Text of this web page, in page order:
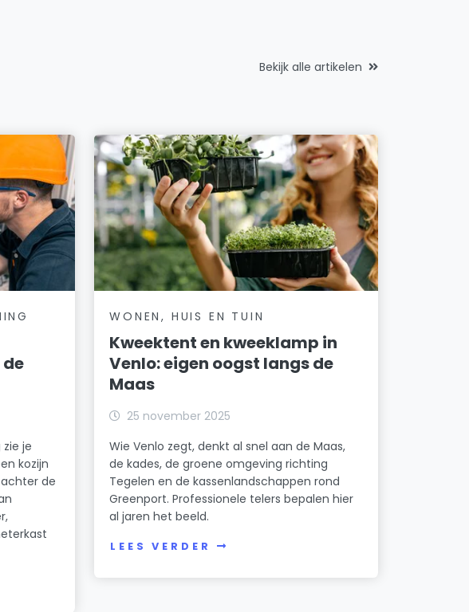
Bekijk alle artikelen
je
kozijn
de
WONEN, HUIS EN TUIN
Kweektent en kweeklamp in
Venlo: eigen oogst langs de
Maas
25 november 2025
Wie Venlo zegt, denkt al snel aan de Maas,
de kades, de groene omgeving richting
Tegelen en de kassenlandschappen rond
Greenport. Professionele telers bepalen hier
al jaren het beeld.
LEES VERDER